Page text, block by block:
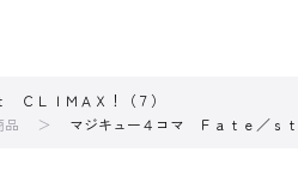
ＬＩＭＡＸ！（７）
品 マジキュー４コマ Ｆａｔｅ／ｓ